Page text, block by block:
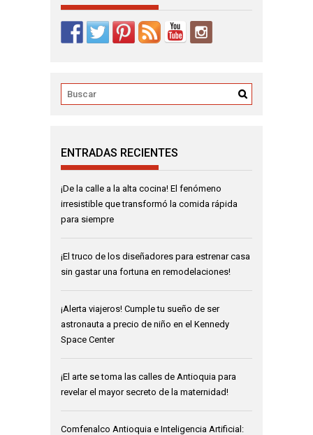
ENTRADAS RECIENTES
¡De la calle a la alta cocina! El fenómeno
irresistible que transformó la comida rápida
para siempre
¡El truco de los diseñadores para estrenar casa
sin gastar una fortuna en remodelaciones!
¡Alerta viajeros! Cumple tu sueño de ser
astronauta a precio de niño en el Kennedy
Space Center
¡El arte se toma las calles de Antioquia para
revelar el mayor secreto de la maternidad!
Comfenalco Antioquia e Inteligencia Artificial: